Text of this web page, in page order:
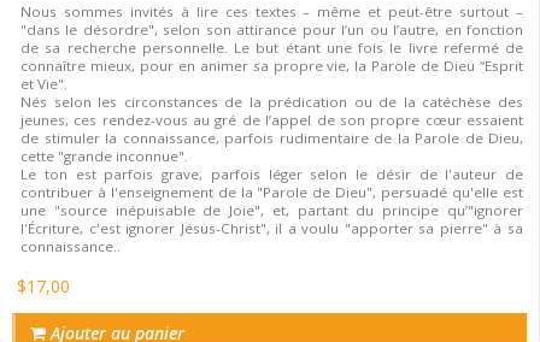
Nous sommes invités à lire ces textes – même et peut-être surtout –
"dans le désordre", selon son attirance pour l’un ou l’autre, en fonction
de sa recherche personnelle. Le but étant une fois le livre refermé de
connaître mieux, pour en animer sa propre vie, la Parole de Dieu “Esprit
et Vie".
Nés selon les circonstances de la prédication ou de la catéchèse des
jeunes, ces rendez-vous au gré de l’appel de son propre cœur essaient
de stimuler la connaissance, parfois rudimentaire de la Parole de Dieu,
cette "grande inconnue".
Le ton est parfois grave, parfois léger selon le désir de l'auteur de
contribuer à l'enseignement de la "Parole de Dieu", persuadé qu'elle est
une "source inépuisable de Joie", et, partant du principe qu’"ignorer
l'Écriture, c'est ignorer Jésus-Christ", il a voulu "apporter sa pierre" à sa
connaissance..
$17,00
Ajouter au panier